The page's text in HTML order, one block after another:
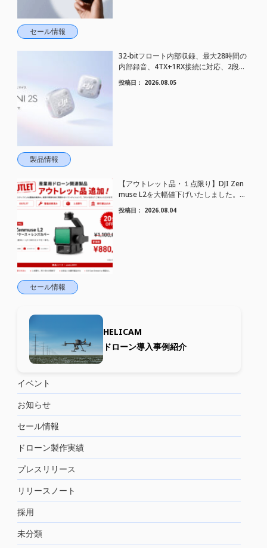
セール情報
製品情報
32-bitフロート内部収録、最大28時間の
内部録音、4TX+1RX接続に対応、2段階
AIノイズキャンセリング搭載｜コンパク
トワイヤレスマイク DJI Mic Mini 2S 登場
投稿日： 2026.08.05
セール情報
【アウトレット品・１点限り】DJI Zen
muse L2を大幅値下げいたしました。｜
HELICAM STORE
投稿日： 2026.08.04
HELICAM
ドローン導入事例紹介
イベント
お知らせ
セール情報
ドローン製作実績
プレスリリース
リリースノート
採用
未分類